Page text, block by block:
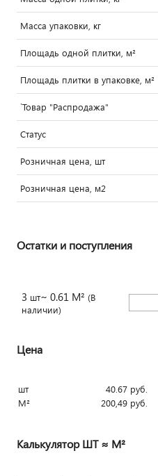
Масса упаковки, кг
Площадь одной плитки, м²
Площадь плитки в упаковке, м²
`Товар "Распродажа"
Статус
Розничная цена, шт
Розничная цена, м2
Остатки и поступления
3 шт~ 0.61 М² (В
наличии)
Цена
шт 40.67руб.
М²
200,49руб.
Калькулятор ШТ ≈ М²